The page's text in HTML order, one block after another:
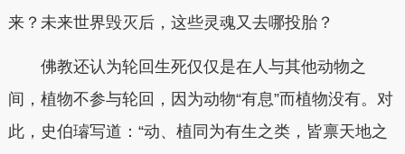
来？未来世界毁灭后，这些灵魂又去哪投胎？
佛教还认为轮回生死仅仅是在人与其他动物之
间，植物不参与轮回，因为动物“有息”而植物没有。对
此，史伯璿写道：“动、植同为有生之类，皆禀天地之